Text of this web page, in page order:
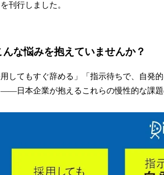
刊行しました。
んな悩みを抱えていませんか？
用してもすぐ辞める」「指示待ちで、自発
——日本企業が抱えるこれらの慢性的な課